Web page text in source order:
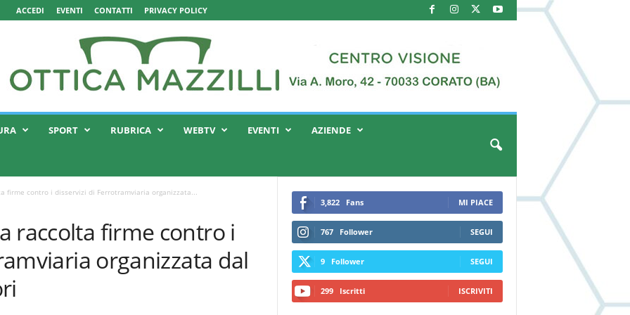
ACCEDI EVENTI CONTATTI PRIVACY POLICY
SPORT RUBRICA WEBTV EVENTI AZIENDE
firme contro i disservizi di Ferrotramviaria organizzata...
raccolta firme contro i
organizzata dal
3,822 Fans MI PIACE
767 Follower SEGUI
9 Follower SEGUI
299 Iscritti ISCRIVITI